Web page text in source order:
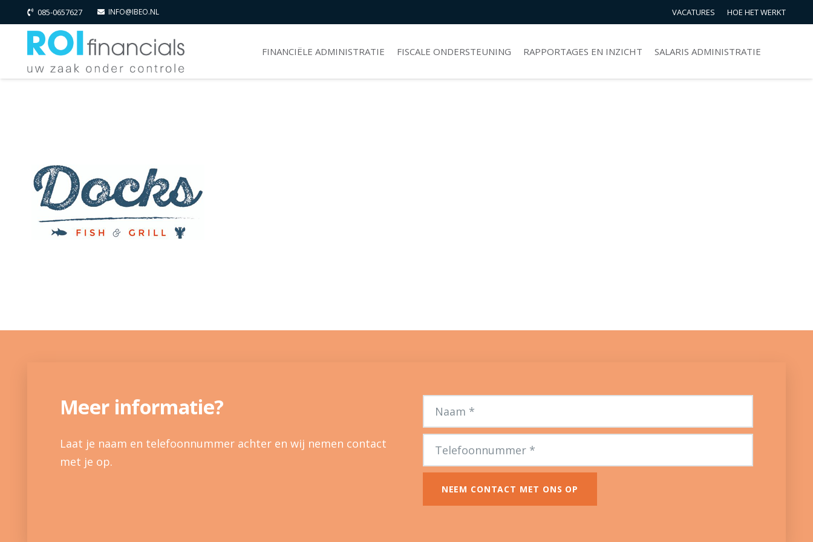
085-0657627 INFO@IBEO.NL VACATURES HOE HET WERKT
FINANCIËLE ADMINISTRATIE FISCALE ONDERSTEUNING RAPPORTAGES EN INZICHT SALARIS ADMINISTRATIE
Meer informatie?
Laat je naam en telefoonnummer achter en wij nemen contact
met je op.
NEEM CONTACT MET ONS OP